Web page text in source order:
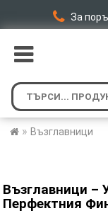
За
» Възглавници
Възглавници –
Перфектния